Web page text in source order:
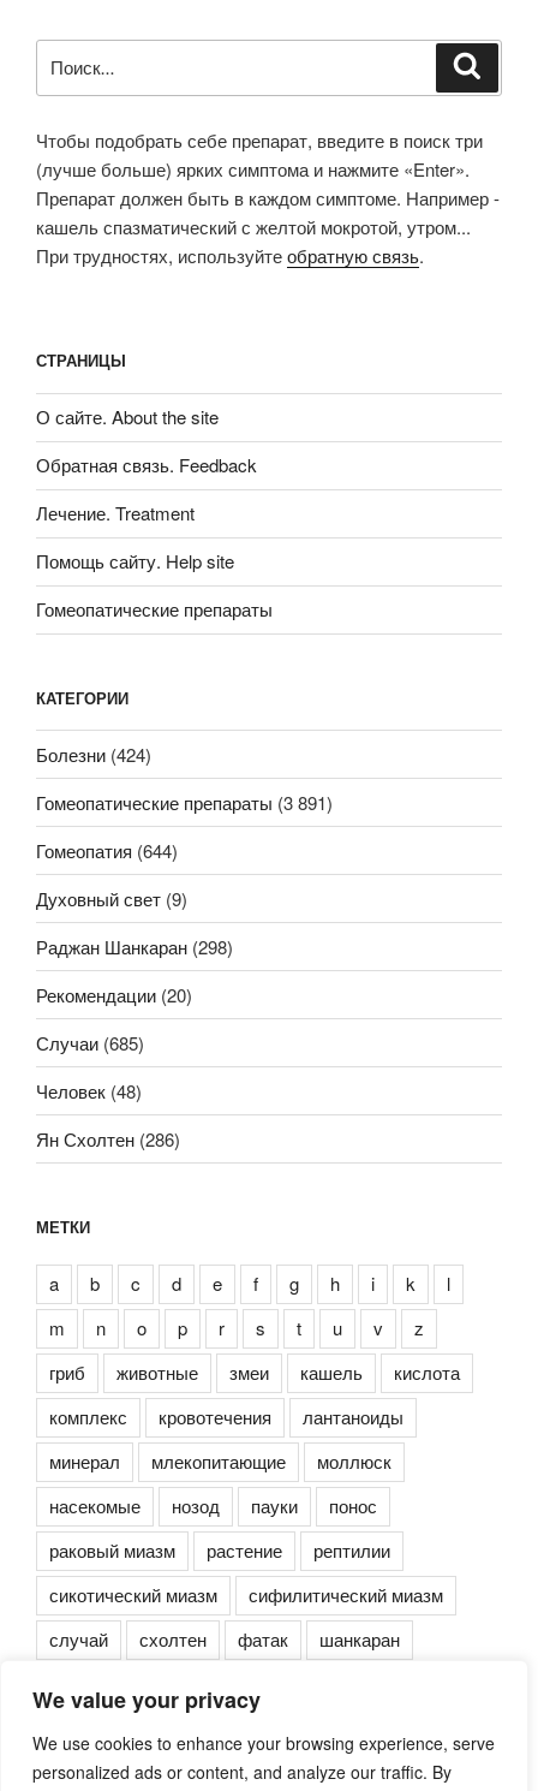
We value your privacy
We use cookies to enhance your browsing experience, serve
personalized ads or content, and analyze our traffic. By
Чтобы подобрать себе препарат, введите в поиск три
(лучше больше) ярких симптома и нажмите «Enter».
Препарат должен быть в каждом симптоме. Например -
кашель спазматический с желтой мокротой, утром...
При трудностях, используйтеобратную связь.
СТРАНИЦЫ
О сайте. About the site
Обратная связь. Feedback
Лечение. Treatment
Помощь сайту. Help site
Гомеопатические препараты
КАТЕГОРИИ
Болезни (424)
Гомеопатические препараты (3 891)
Гомеопатия (644)
Духовный свет (9)
Раджан Шанкаран (298)
Рекомендации (20)
Случаи (685)
Человек (48)
Ян Схолтен (286)
МЕТКИ
a b c d e f g h i k
l
m
n o p r s t u v
z
гриб
животные змеи кашель
кислота
комплекс
кровотечения
лантаноиды
минерал
млекопитающие
моллюск
насекомые
нозод пауки
понос
раковый миазм
растение
рептилии
сикотический миазм
сифилитический миазм
случай
схолтен фатак шанкаран